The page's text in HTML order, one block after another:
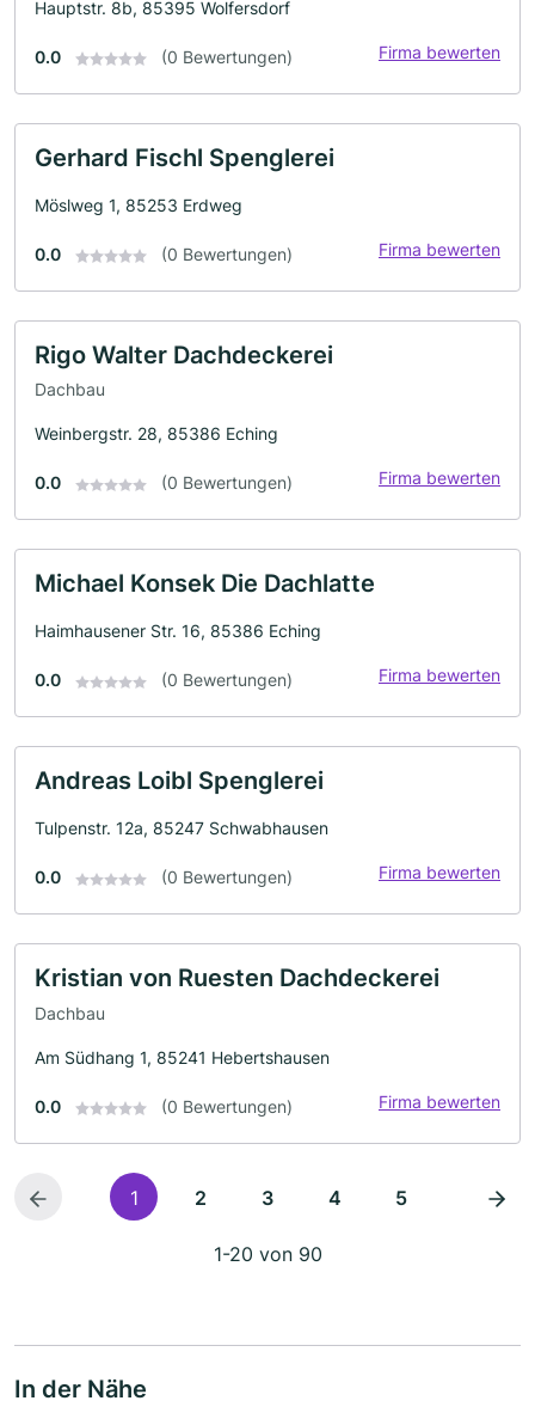
Hauptstr. 8b, 85395 Wolfersdorf
0.0 (0 Bewertungen) Firma bewerten
Gerhard Fischl Spenglerei
Möslweg 1, 85253 Erdweg
0.0 (0 Bewertungen) Firma bewerten
Rigo Walter Dachdeckerei
Dachbau
Weinbergstr. 28, 85386 Eching
0.0 (0 Bewertungen) Firma bewerten
Michael Konsek Die Dachlatte
Haimhausener Str. 16, 85386 Eching
0.0 (0 Bewertungen) Firma bewerten
Andreas Loibl Spenglerei
Tulpenstr. 12a, 85247 Schwabhausen
0.0 (0 Bewertungen) Firma bewerten
Kristian von Ruesten Dachdeckerei
Dachbau
Am Südhang 1, 85241 Hebertshausen
0.0 (0 Bewertungen) Firma bewerten
1 2 3 4 5
1-20 von 90
In der Nähe